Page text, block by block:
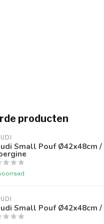
producten
Small Pouf Ø42x48cm /
Small Pouf Ø42x48cm /